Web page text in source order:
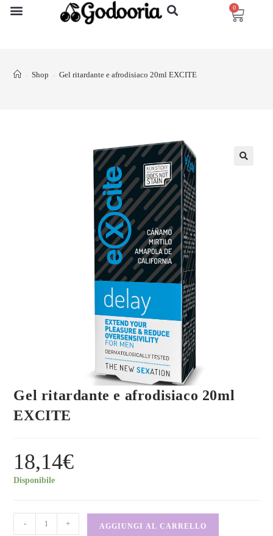
0
> Shop > Gel ritardante e afrodisiaco 20ml EXCITE
Gel ritardante e afrodisiaco 20ml
EXCITE
18,14€
Disponibile
- + AGGIUNGI AL CARRELLO